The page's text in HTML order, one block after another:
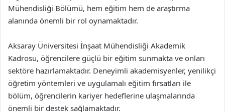
Mühendisliği Bölümü, hem eğitim hem de araştırma
alanında önemli bir rol oynamaktadır.
Aksaray Üniversitesi İnşaat Mühendisliği Akademik
Kadrosu, öğrencilere güçlü bir eğitim sunmakta ve onları
sektöre hazırlamaktadır. Deneyimli akademisyenler, yenilikçi
öğretim yöntemleri ve uygulamalı eğitim fırsatları ile
bölüm, öğrencilerin kariyer hedeflerine ulaşmalarında
önemli bir destek sağlamaktadır.